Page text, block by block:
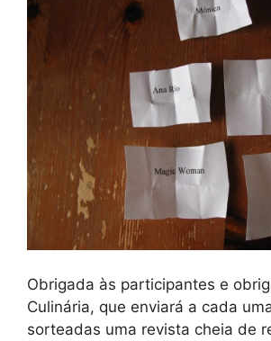
Obrigada às participantes e
Culinária, que enviará a cada
sorteadas uma revista cheia de